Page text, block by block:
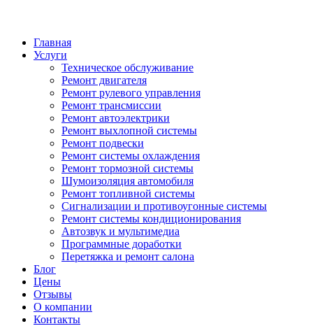
Главная
Услуги
Техническое обслуживание
Ремонт двигателя
Ремонт рулевого управления
Ремонт трансмиссии
Ремонт автоэлектрики
Ремонт выхлопной системы
Ремонт подвески
Ремонт системы охлаждения
Ремонт тормозной системы
Шумоизоляция автомобиля
Ремонт топливной системы
Сигнализации и противоугонные системы
Ремонт системы кондиционирования
Автозвук и мультимедиа
Программные доработки
Перетяжка и ремонт салона
Блог
Цены
Отзывы
О компании
Контакты